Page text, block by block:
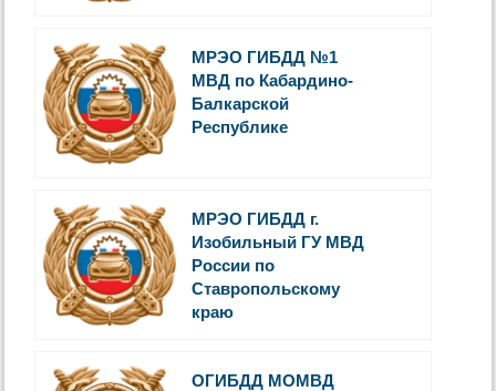
МРЭО ГИБДД №1
МВД по Кабардино-
Балкарской
Республике
МРЭО ГИБДД г.
Изобильный ГУ МВД
России по
Ставропольскому
краю
ОГИБДД МОМВД